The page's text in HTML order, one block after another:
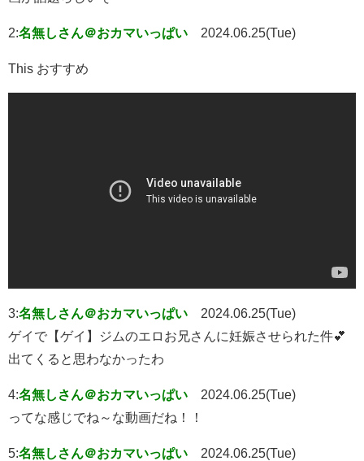
2:名無しさん＠おカマいっぱい 2024.06.25(Tue)
This おすすめ
3:名無しさん＠おカマいっぱい
2024.06.25(Tue)
ゲイで【ゲイ】ジムのエロお兄さんに妊娠させられた件💕
出てくると思わなかったわ
4:名無しさん＠おカマいっぱい
2024.06.25(Tue)
ってな感じでね～な動画だね！！
5:名無しさん＠おカマいっぱい
2024.06.25(Tue)